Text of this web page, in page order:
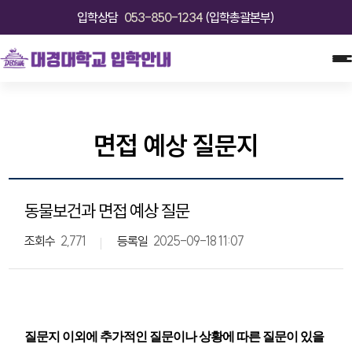
입학상담 053-850-1234 (입학총괄본부)
면접 예상 질문지
동물보건과 면접 예상 질문
조회수 2,771 등록일 2025-09-18 11:07
질문지 이외에 추가적인 질문이나 상황에 따른 질문이 있을